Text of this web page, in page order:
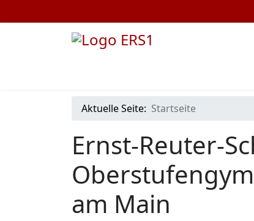
Aktuelle Seite: Startseite
Ernst-Reuter-
am Main